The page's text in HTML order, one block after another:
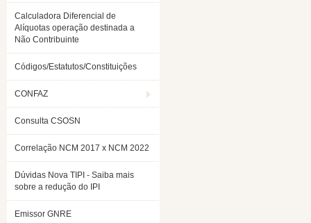
Calculadora Diferencial de
Alíquotas operação destinada a
Não Contribuinte
Códigos/Estatutos/Constituições
CONFAZ
Consulta CSOSN
Correlação NCM 2017 x NCM 2022
Dúvidas Nova TIPI - Saiba mais
sobre a redução do IPI
Emissor GNRE